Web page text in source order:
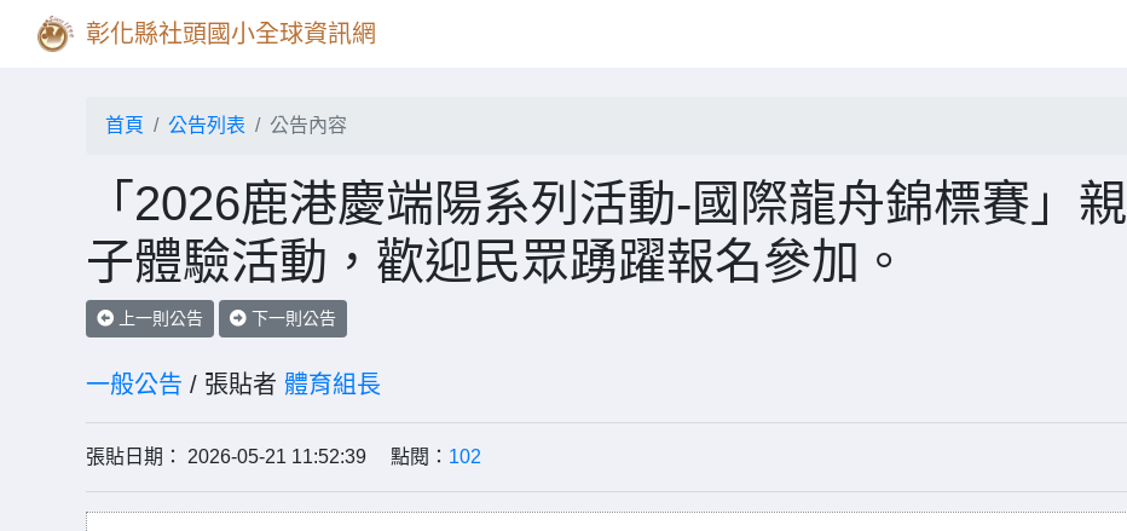
彰化縣社頭國小全球資訊網
首頁 公告列表 公告內容
「2026鹿港慶端陽系列活動-國際龍舟錦標賽」親
子體驗活動，歡迎民眾踴躍報名參加。
上一則公告 下一則公告
一般公告 / 張貼者 體育組長
張貼日期： 2026-05-21 11:52:39 點閱： 102